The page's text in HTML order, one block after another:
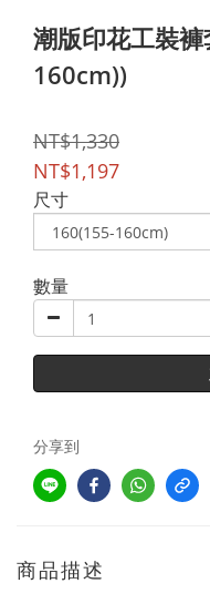
潮版印花工裝
160cm))
NT$1,330
NT$1,197
尺寸
數量
分享到
商品描述